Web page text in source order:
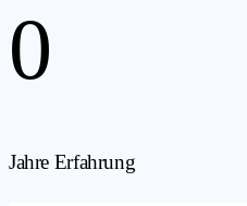
0
Jahre Erfahrung